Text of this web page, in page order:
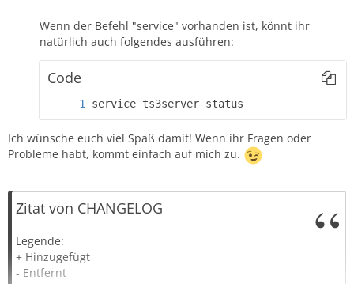
Wenn der Befehl "service" vorhanden ist, könnt ihr
natürlich auch folgendes ausführen:
Code
service ts3server status
Ich wünsche euch viel Spaß damit! Wenn ihr Fragen oder
Probleme habt, kommt einfach auf mich zu.
Zitat von CHANGELOG
Legende:
+ Hinzugefügt
- Entfernt